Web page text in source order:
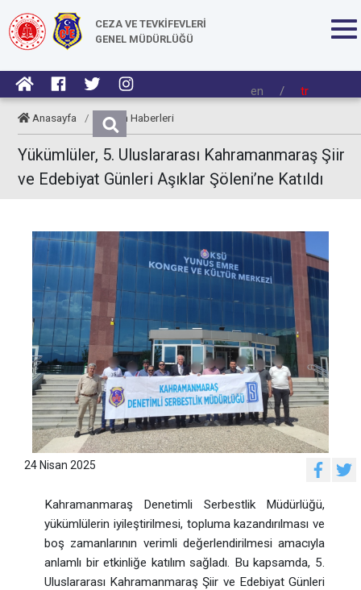
CEZA VE TEVKİFEVLERİ
GENEL MÜDÜRLÜĞÜ
en / tr
Anasayfa / Kurum Haberleri
Yükümlüler, 5. Uluslararası Kahramanmaraş Şiir
ve Edebiyat Günleri Aşıklar Şöleni’ne Katıldı
24 Nisan 2025
Kahramanmaraş Denetimli Serbestlik Müdürlüğü,
yükümlülerin iyileştirilmesi, topluma kazandırılması ve
boş zamanlarının verimli değerlendirilmesi amacıyla
anlamlı bir etkinliğe katılım sağladı. Bu kapsamda, 5.
Uluslararası Kahramanmaraş Şiir ve Edebiyat Günleri